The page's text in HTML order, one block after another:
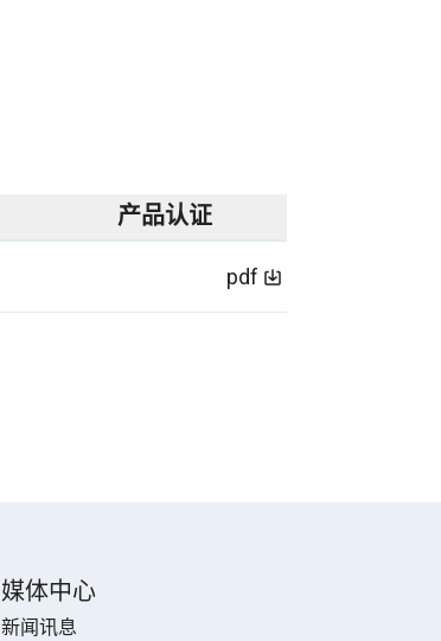
产品认证
pdf
媒体中心
新闻讯息